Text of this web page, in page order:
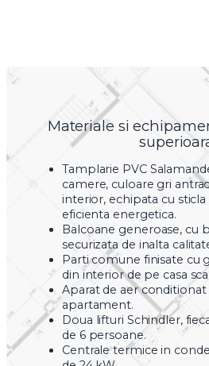
Materiale si
Tamplarie PVC
camere, culoare gri
interior, echipata cu
eficienta energetica.
Balcoane generoase, cu
securizata de inalta
Parti comune finisate cu
din interior de pe casa
Aparat de aer
apartament.
Doua lifturi Schindler,
de 6 persoane.
Centrale termice in